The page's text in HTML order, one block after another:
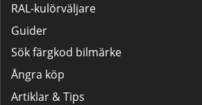
RAL-kulörväljare
Guider
Sök färgkod bilmärke
Ångra köp
Artiklar & Tips